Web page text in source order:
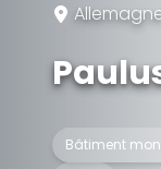
Bâtiment